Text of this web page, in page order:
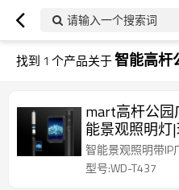
请输入一个搜索词
找到 1 个产品关于智能高杆
mart高杆公园
能景观照明灯
智能景观照明带IP
型号:WD-T437